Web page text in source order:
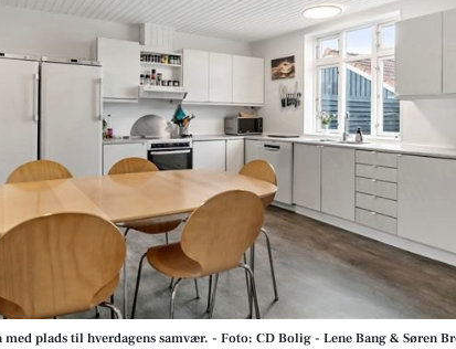
med plads til hverdagens samvær. - Foto: CD Bolig - Lene Bang & Søren